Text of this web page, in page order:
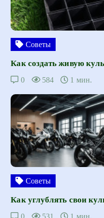
Советы
Как создать живую
0 584 1 мин.
Советы
Как углублять свои
0 531 1 мин.